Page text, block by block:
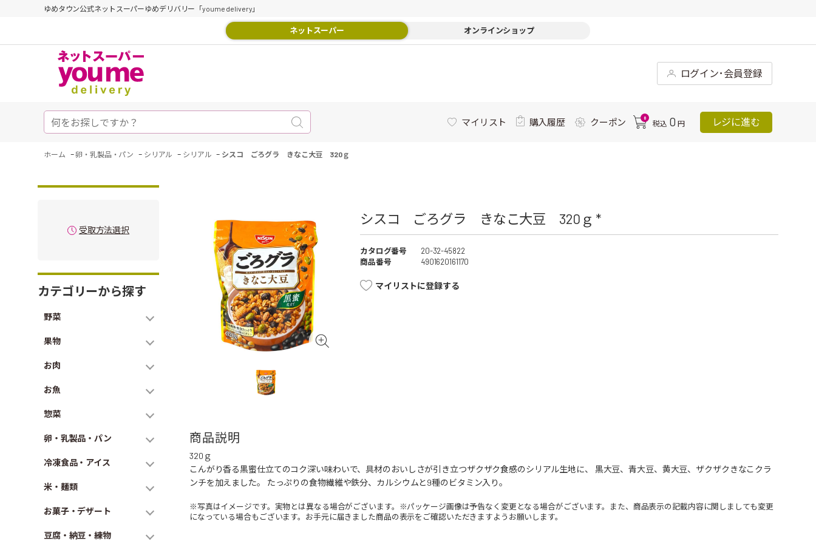
ゆめタウン公式ネットスーパーゆめデリバリー「youme delivery」
ネットスーパー オンラインショップ
ログイン･会員登録
マイリスト 購入履歴 クーポン 0
税込 0 円 レジに進む
ホーム -卵・乳製品・パン - シリアル - シリアル - シスコ ごろグラ きなこ大豆 320ｇ
受取方法選択
カテゴリーから探す
野菜
果物
お肉
お魚
惣菜
卵・乳製品・パン
冷凍食品・アイス
米・麺類
お菓子・デザート
豆腐・納豆・練物
シスコ ごろグラ きなこ大豆 320ｇ *
カタログ番号
20-32-45822
商品番号
4901620161170
マイリストに登録する
商品説明
320ｇ
こんがり香る黒蜜仕立てのコク深い味わいで、具材のおいしさが引き立つザクザク食感のシリアル生地に、 黒大豆、青大豆、黄大豆、ザクザクきなこクラ
ンチを加えました。 たっぷりの食物繊維や鉄分、カルシウムと9種のビタミン入り。
※写真はイメージです。実物とは異なる場合がございます。※パッケージ画像は予告なく変更となる場合がございます。また、商品表示の記載内容に関しましても変更
になっている場合もございます。お手元に届きました商品の表示をご確認いただきますようお願いします。